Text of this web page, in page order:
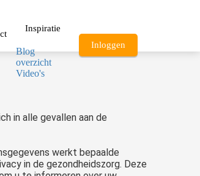
Inspiratie
Blog
overzicht
Video's
Inloggen
in alle gevallen aan de
werkt bepaalde
in de gezondheidszorg. Deze